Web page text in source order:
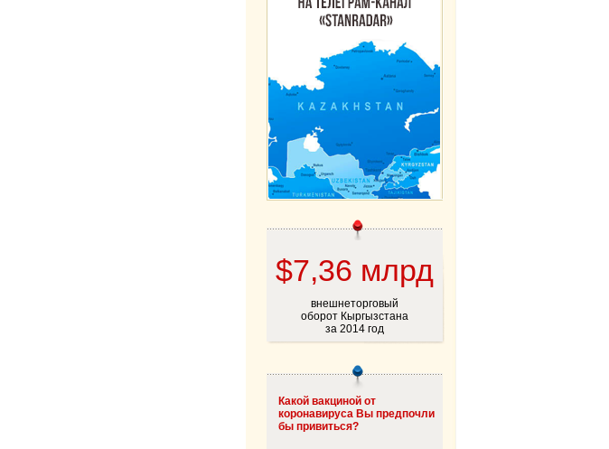
$7,36 млрд
внешнеторговый
оборот Кыргызстана
за 2014 год
Какой вакциной от
коронавируса Вы предпочли
бы привиться?